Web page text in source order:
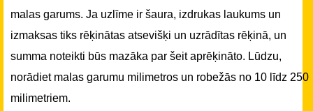
malas garums. Ja uzlīme ir šaura, izdrukas laukums un
izmaksas tiks rēķinātas atsevišķi un uzrādītas rēķinā, un
summa noteikti būs mazāka par šeit aprēķināto. Lūdzu,
norādiet malas garumu milimetros un robežās no 10 līdz 250
milimetriem.